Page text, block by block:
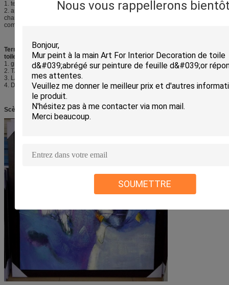
Nous vous rappellerons
SOUMETTRE
1. temps d'échantillon : 5-7 jours ouvrables
2. aperçu gratuit : Disponible, mais les honoraires témoin et l'expédition sera
chargé, cependant, les honoraires témoin seront remboursement quand
commande en gros de vous.
Terme de paiement pour la peinture abstraite peinte à la main d'art de la
toile 3d :
1. gramme de Paypal, de Western Union et d'argent pour un peu.
2. T/T pour la valeur d'ordre au-dessus d'US$2000 est bien accueilli.
3. L/C pour la valeur US$20,000 d'ordre est bien accueilli.
4. D'autres manières de paiement qui t'est commode.
Scènes delapeinture abstraite peinte à la main d'art delatoile 3d :